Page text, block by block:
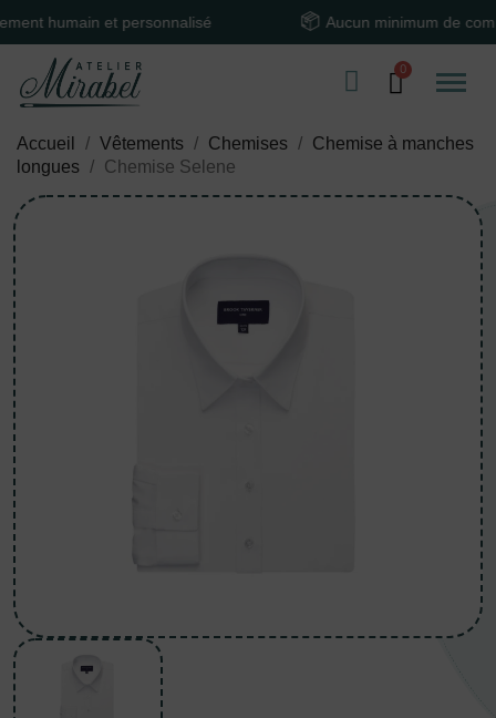
humain et personnalisé Aucun minimum de
Accueil Vêtements Chemises
Chemise à manches
longues
Chemise Selene